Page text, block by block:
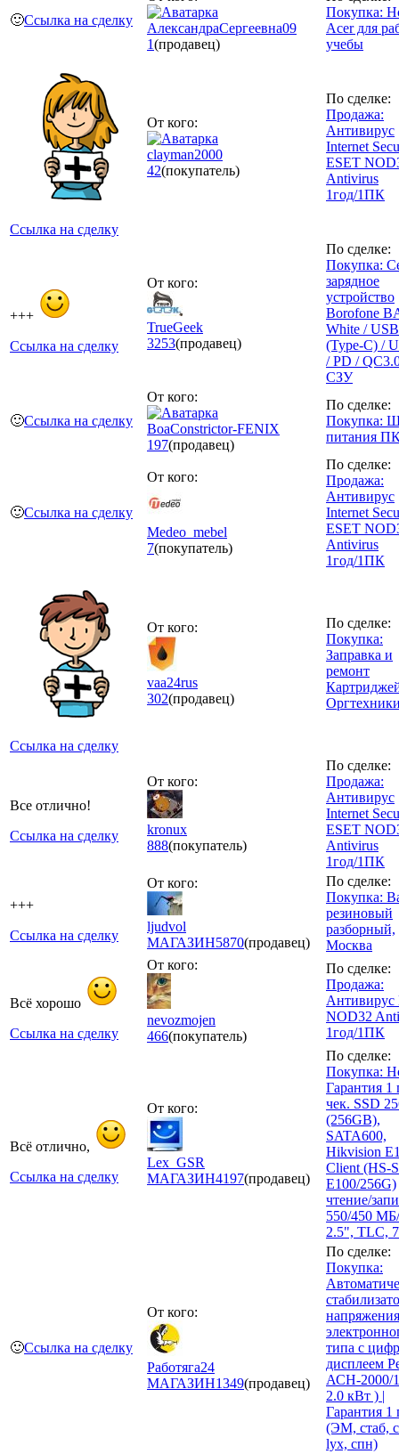
🙂Ссылка на сделку
АлександраСергеевна09
1(продавец)
Покупка:
Acer для
учебы
Ссылка на сделку
От кого:
clayman2000
42(покупатель)
По сделке:
Продажа:
Антивирус
Internet
ESET
Antivirus
1год/1ПК
+++
Ссылка на сделку
От кого:
TrueGeek
3253(продавец)
По сделке:
Покупка:
зарядное
устройство
Borofone
White /
(Type-C) /
/ PD /
СЗУ
🙂Ссылка на сделку
От кого:
BoaConstrictor-FENIX
197(продавец)
По сделке:
Покупка:
питания
🙂Ссылка на сделку
От кого:
Medeo_mebel
7(покупатель)
По сделке:
Продажа:
Антивирус
Internet
ESET
Antivirus
1год/1ПК
Ссылка на сделку
От кого:
vaa24rus
302(продавец)
По сделке:
Покупка:
Заправка и
ремонт
Все отлично!
Ссылка на сделку
От кого:
kronux
888(покупатель)
По сделке:
Продажа:
Антивирус
Internet
ESET
Antivirus
1год/1ПК
+++
Ссылка на сделку
От кого:
ljudvol
МАГАЗИН5870(продавец)
По сделке:
Покупка:
резиновый
разборный,
Москва
Всё хорошо
Ссылка на сделку
От кого:
nevozmojen
466(покупатель)
По сделке:
Продажа:
Антивирус
NOD32
1год/1ПК
Всё отлично,
Ссылка на сделку
От кого:
Lex_GSR
МАГАЗИН4197(продавец)
По сделке:
Покупка:
Гарантия 1
чек. SSD
(256GB),
SATA600,
Hikvision
Client (HS-
E100/256G)
чтение/
550/450
2.5", TLC,
🙂Ссылка на сделку
От кого:
Работяга24
МАГАЗИН1349(продавец)
По сделке:
Покупка:
напряжения
типа с
дисплеем
АСН-2000/
2.0 кВт ) |
Гарантия 1
(ЭМ, стаб,
lyx, спн)